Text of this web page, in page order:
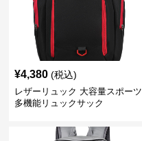
¥4,380 (税込)
レザーリュック 大容量スポーツ
多機能リュックサック